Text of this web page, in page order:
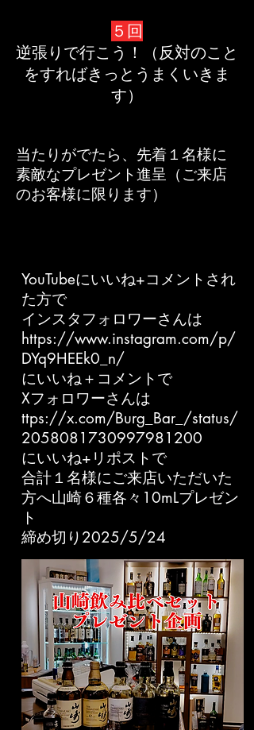
５回
逆張りで行こう！（反対のこと
をすればきっとうまくいきま
す）
当たりがでたら、先着１名様に​
素敵なプレゼント進呈（ご来店
のお客様に限ります）
YouTubeにいいね+コメントされ
た方で
インスタフォロワーさんは
https://www.instagram.com/p/
DYq9HEEk0_n/
にいいね＋コメントで
Xフォロワーさんは
ttps://x.com/Burg_Bar_/status/
2058081730997981200
にいいね+リポストで
​合計１名様にご来店いただいた
方へ山崎６種各々10mLプレゼン
ト
​締め切り2025/5/24